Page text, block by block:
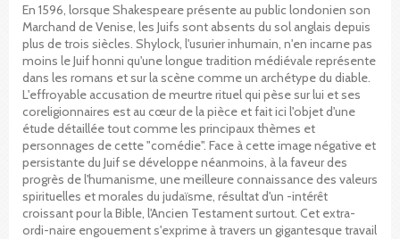
En 1596, lorsque Shakespeare présente au public londonien son
Marchand de Venise, les Juifs sont absents du sol anglais depuis
plus de trois siècles. Shylock, l'usurier inhumain, n'en incarne pas
moins le Juif honni qu'une longue tradition médiévale représente
dans les romans et sur la scène comme un archétype du diable.
L'effroyable accusation de meurtre rituel qui pèse sur lui et ses
coreligionnaires est au cœur de la pièce et fait ici l'objet d'une
étude détaillée tout comme les principaux thèmes et
personnages de cette "comédie". Face à cette image négative et
persistante du Juif se développe néanmoins, à la faveur des
progrès de l'humanisme, une meilleure connaissance des valeurs
spirituelles et morales du judaïsme, résultat d'un -intérêt
croissant pour la Bible, l'Ancien Testament surtout. Cet extra-
ordi-naire engouement s'exprime à travers un gigantesque travail